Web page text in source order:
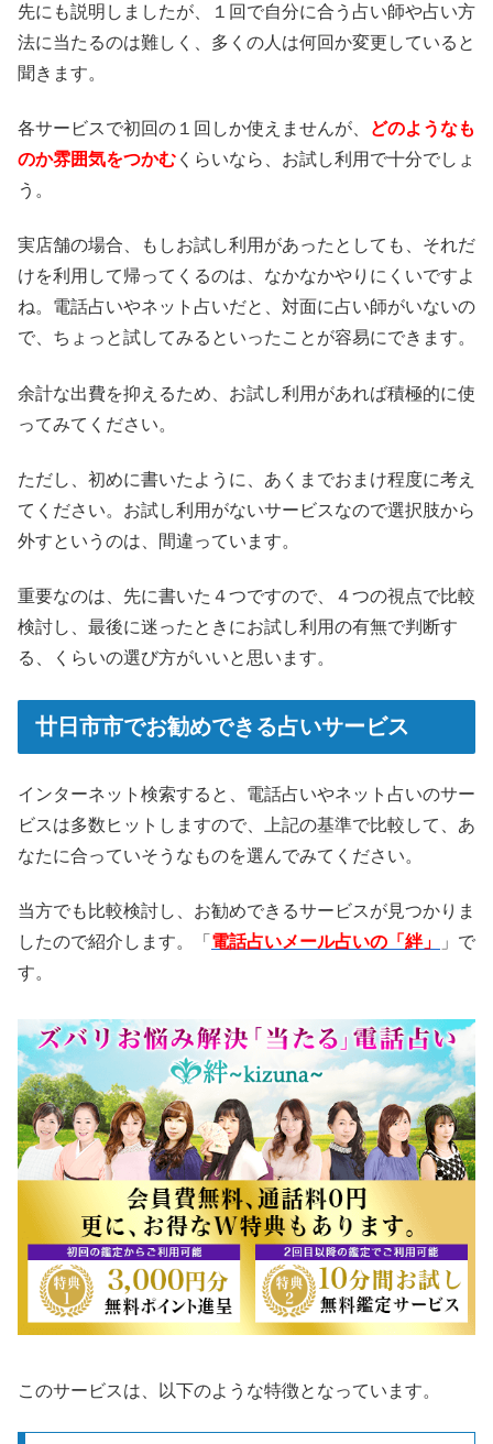
先にも説明しましたが、１回で自分に合う占い師や占い方
法に当たるのは難しく、多くの人は何回か変更していると
聞きます。
各サービスで初回の１回しか使えませんが、
どのようなも
のか雰囲気をつかむ くらいなら、お試し利用で十分でしょ
う。
実店舗の場合、もしお試し利用があったとしても、それだ
けを利用して帰ってくるのは、なかなかやりにくいですよ
ね。電話占いやネット占いだと、対面に占い師がいないの
で、ちょっと試してみるといったことが容易にできます。
余計な出費を抑えるため、お試し利用があれば積極的に使
ってみてください。
ただし、初めに書いたように、あくまでおまけ程度に考え
てください。お試し利用がないサービスなので選択肢から
外すというのは、間違っています。
重要なのは、先に書いた４つですので、４つの視点で比較
検討し、最後に迷ったときにお試し利用の有無で判断す
る、くらいの選び方がいいと思います。
廿日市市でお勧めできる占いサービス
インターネット検索すると、電話占いやネット占いのサー
ビスは多数ヒットしますので、上記の基準で比較して、あ
なたに合っていそうなものを選んでみてください。
当方でも比較検討し、お勧めできるサービスが見つかりま
したので紹介します。「 電話占いメール占いの「絆」
」で
す。
このサービスは、以下のような特徴となっています。